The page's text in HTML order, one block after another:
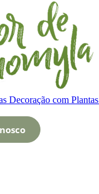
Decoração com Plantas